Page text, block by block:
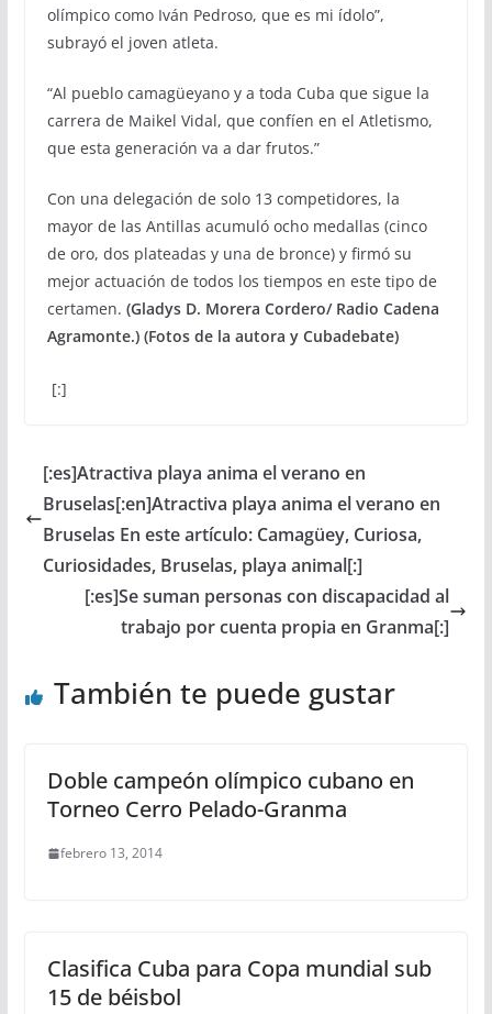
olímpico como Iván Pedroso, que es mi ídolo”,
subrayó el joven atleta.
“Al pueblo camagüeyano y a toda Cuba que sigue la
carrera de Maikel Vidal, que confíen en el Atletismo,
que esta generación va a dar frutos.”
Con una delegación de solo 13 competidores, la
mayor de las Antillas acumuló ocho medallas (cinco
de oro, dos plateadas y una de bronce) y firmó su
mejor actuación de todos los tiempos en este tipo de
certamen. (Gladys D. Morera Cordero/ Radio Cadena
Agramonte.) (Fotos de la autora y Cubadebate)
[:]
[:es]Atractiva playa anima el verano en
Bruselas[:en]Atractiva playa anima el verano en
Bruselas En este artículo: Camagüey, Curiosa,
Curiosidades, Bruselas, playa animal[:]
[:es]Se suman personas con discapacidad al
trabajo por cuenta propia en Granma[:]
También te puede gustar
Doble campeón olímpico cubano en
Torneo Cerro Pelado-Granma
febrero 13, 2014
Clasifica Cuba para Copa mundial sub
15 de béisbol